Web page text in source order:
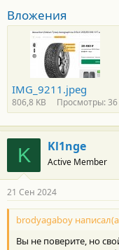
Вложения
IMG_9211.jpeg
806,8 KB Просмотры: 36
K Kl1nge
Active Member
21 Сен 2024
brodyagaboy
Вы не поверите, но